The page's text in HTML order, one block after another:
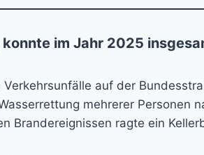
im Jahr 2025
auf der
mehrerer Personen
Brandereignissen ragte ein